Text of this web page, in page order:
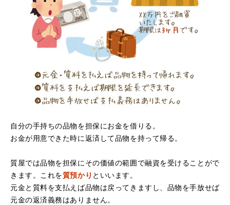
（大阪府寝屋川市）質屋さんは初めてて不安でしたが、他
店買い取りより高く思っていた以上の金額で大満足です。
説明もわかりやすく、優しい話し方の対応でとても良かっ
たです。
（大阪府堺市）電話対応の時からとても感じが良くて来店
でお世話になろうと思いました。ありがとうございまし
た。
自分の手持ちの品物を担保にお金を借りる。
お金が用意できた時に返済して品物を持って帰る。
質屋では品物を担保にその価値の範囲で融資を受けることがで
きます。これを質預かり といいます。
元金と質料を支払えば品物は戻ってきますし、品物を手放せば
元金の返済義務はありません。